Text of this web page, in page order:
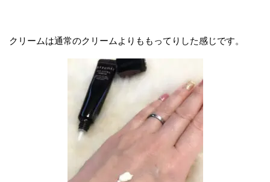
クリームは通常のクリームよりももってりした感じです。